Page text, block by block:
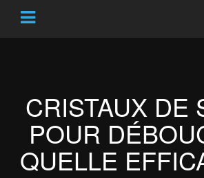
CRISTAUX DE
POUR
QUELLE